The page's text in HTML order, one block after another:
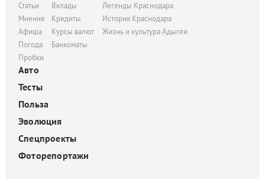
Статьи
Мнения
Афиша
Погода
Пробки
Вклады
Кредиты
Курсы валют
Банкоматы
Легенды Краснодара
История Краснодара
Жизнь и культура Адыгеи
Авто
Тесты
Польза
Эволюция
Спецпроекты
Фоторепортажи